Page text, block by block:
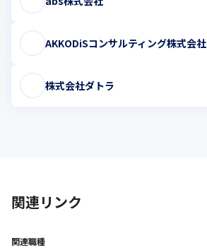
AKKODiSコンサルティング株式会社
株式会社ダトラ
関連リンク
関連職種